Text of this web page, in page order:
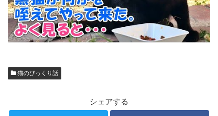
猫のびっくり話
シェアする